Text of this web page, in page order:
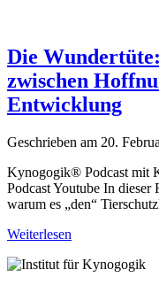
Die
zwischen
Entwicklung
Geschrieben am 20.
Kynogogik® Podcast mit
Podcast Youtube In dieser
warum es „den“
Weiterlesen